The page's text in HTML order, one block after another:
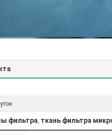
фильтра, ткань фильтра